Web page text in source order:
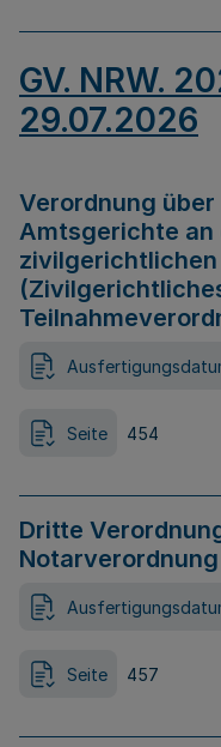
GV. NRW.
29.07.2026
Verordnung über
Amtsgerichte an
Seite 454
Dritte
Notarverordnung
Seite 457